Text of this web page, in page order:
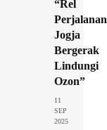
“Rel
Jogja
Bergerak
Lindungi
Ozon”
11
SEP
2025